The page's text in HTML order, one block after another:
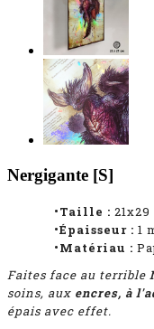
Nergigante [S]
•Taille : 21x29
•Épaisseur : 1
•Matériau :
Faites face au terrible
soins, aux encres, à
épais avec effet.